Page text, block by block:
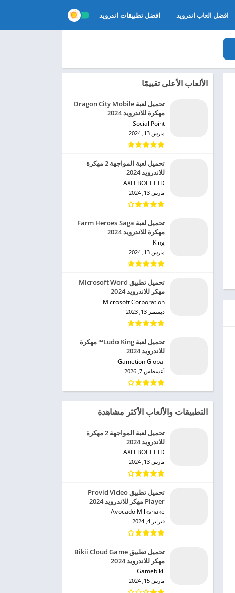
افضل العاب اندرويد افضل تطبيقات اندرويد
الألعاب الأعلى تقييمًا
تحميل لعبة Dragon City Mobile
مهكرة للاندرويد 2024
Social Point‏
مارس 13, 2024
تحميل لعبة المواجهة 2 مهكرة
للاندرويد 2024
AXLEBOLT LTD‏
مارس 13, 2024
تحميل لعبة Farm Heroes Saga
مهكرة للاندرويد 2024
King‏
مارس 13, 2024
تحميل تطبيق Microsoft Word
مهكر للاندرويد 2024
Microsoft Corporation‏
ديسمبر 13, 2023
تحميل لعبة Ludo King™ مهكرة
للاندرويد 2024
Gametion Global‏
أغسطس 7, 2026
التطبيقات والألعاب الأكثر مشاهدة
تحميل لعبة المواجهة 2 مهكرة
للاندرويد 2024
AXLEBOLT LTD‏
مارس 13, 2024
تحميل تطبيق Provid Video
Player مهكر للاندرويد 2024
Avocado Milkshake‏
فبراير 4, 2024
تحميل تطبيق Bikii Cloud Game
مهكر للاندرويد 2024
Gamebikii‏
مارس 15, 2024